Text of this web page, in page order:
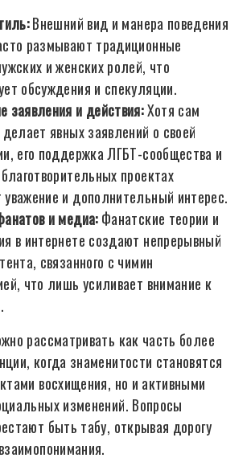
Внешний вид и манера поведения
размывают традиционные
и женских ролей, что
обсуждения и спекуляции.
заявления и действия:Хотя сам
явных заявлений о своей
его поддержка ЛГБТ-сообщества и
проектах
и дополнительный интерес.
и медиа:Фанатские теории и
в интернете создают непрерывный
связанного с чимин
что лишь усиливает внимание к
рассматривать как часть более
когда знаменитости становятся
восхищения, но и активными
изменений. Вопросы
быть табу, открывая дорогу